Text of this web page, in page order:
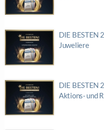
DIE BESTEN
Juweliere
DIE BESTEN
Aktions- und